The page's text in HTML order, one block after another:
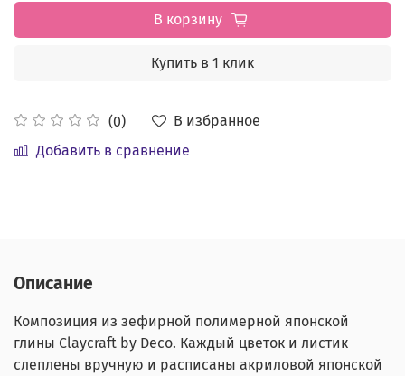
(0)
В избранное
Добавить в сравнение
В корзину
Купить в 1 клик
Описание
Композиция из зефирной полимерной японской
глины Claycraft by Deco. Каждый цветок и листик
слеплены вручную и расписаны акриловой японской